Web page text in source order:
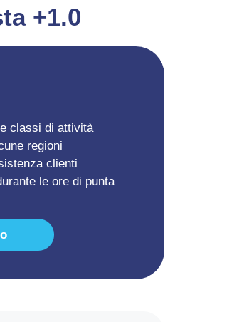
+1.0
classi di attività
regioni
clienti
le ore di punta